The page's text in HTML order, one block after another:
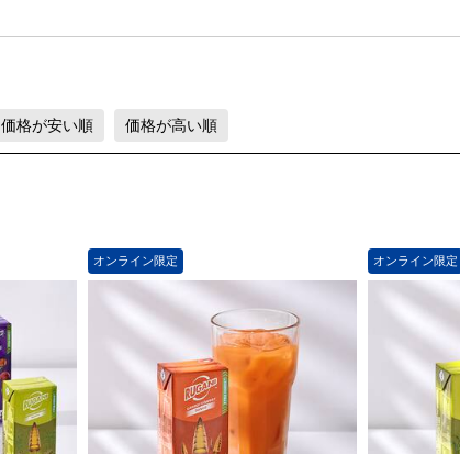
価格が安い順 価格が高い順
オンライン限定 オンライン限定